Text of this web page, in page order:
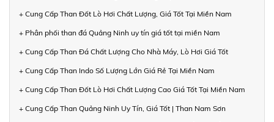
+ Cung Cấp Than Đốt Lò Hơi Chất Lượng, Giá Tốt Tại Miền Nam
+ Phân phối than đá Quảng Ninh uy tín giá tốt tại miền Nam
+ Cung Cấp Than Đá Chất Lượng Cho Nhà Máy, Lò Hơi Giá Tốt
+ Cung Cấp Than Indo Số Lượng Lớn Giá Rẻ Tại Miền Nam
+ Cung Cấp Than Đốt Lò Hơi Chất Lượng Cao Giá Tốt Tại Miền Nam
+ Cung Cấp Than Quảng Ninh Uy Tín, Giá Tốt | Than Nam Sơn